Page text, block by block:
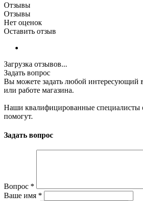
Отзывы
Отзывы
Нет оценок
Оставить отзыв
Загрузка отзывов...
Задать вопрос
Вы можете задать любой интересующий
или работе магазина.
Наши квалифицированные специалисты
помогут.
Задать вопрос
Вопрос *
Ваше имя *